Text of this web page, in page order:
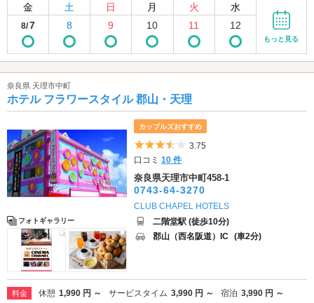
金 土 日 月 火 水
8/7 8 9 10 11 12
もっと見る
奈良県 天理市中町
ホテル フラワースタイル 郡山・天理
フォトギャラリー
カップルズおすすめ
5つ星のうち3.5
3.75
口コミ10 件
奈良県天理市中町458-1
0743-64-3270
CLUB CHAPEL HOTELS
二階堂駅 (徒歩10分)
郡山（西名阪道）IC (車2分)
料金 休憩 1,990 円 ～ サービスタイム 3,990 円 ～ 宿泊 3,990 円 ～